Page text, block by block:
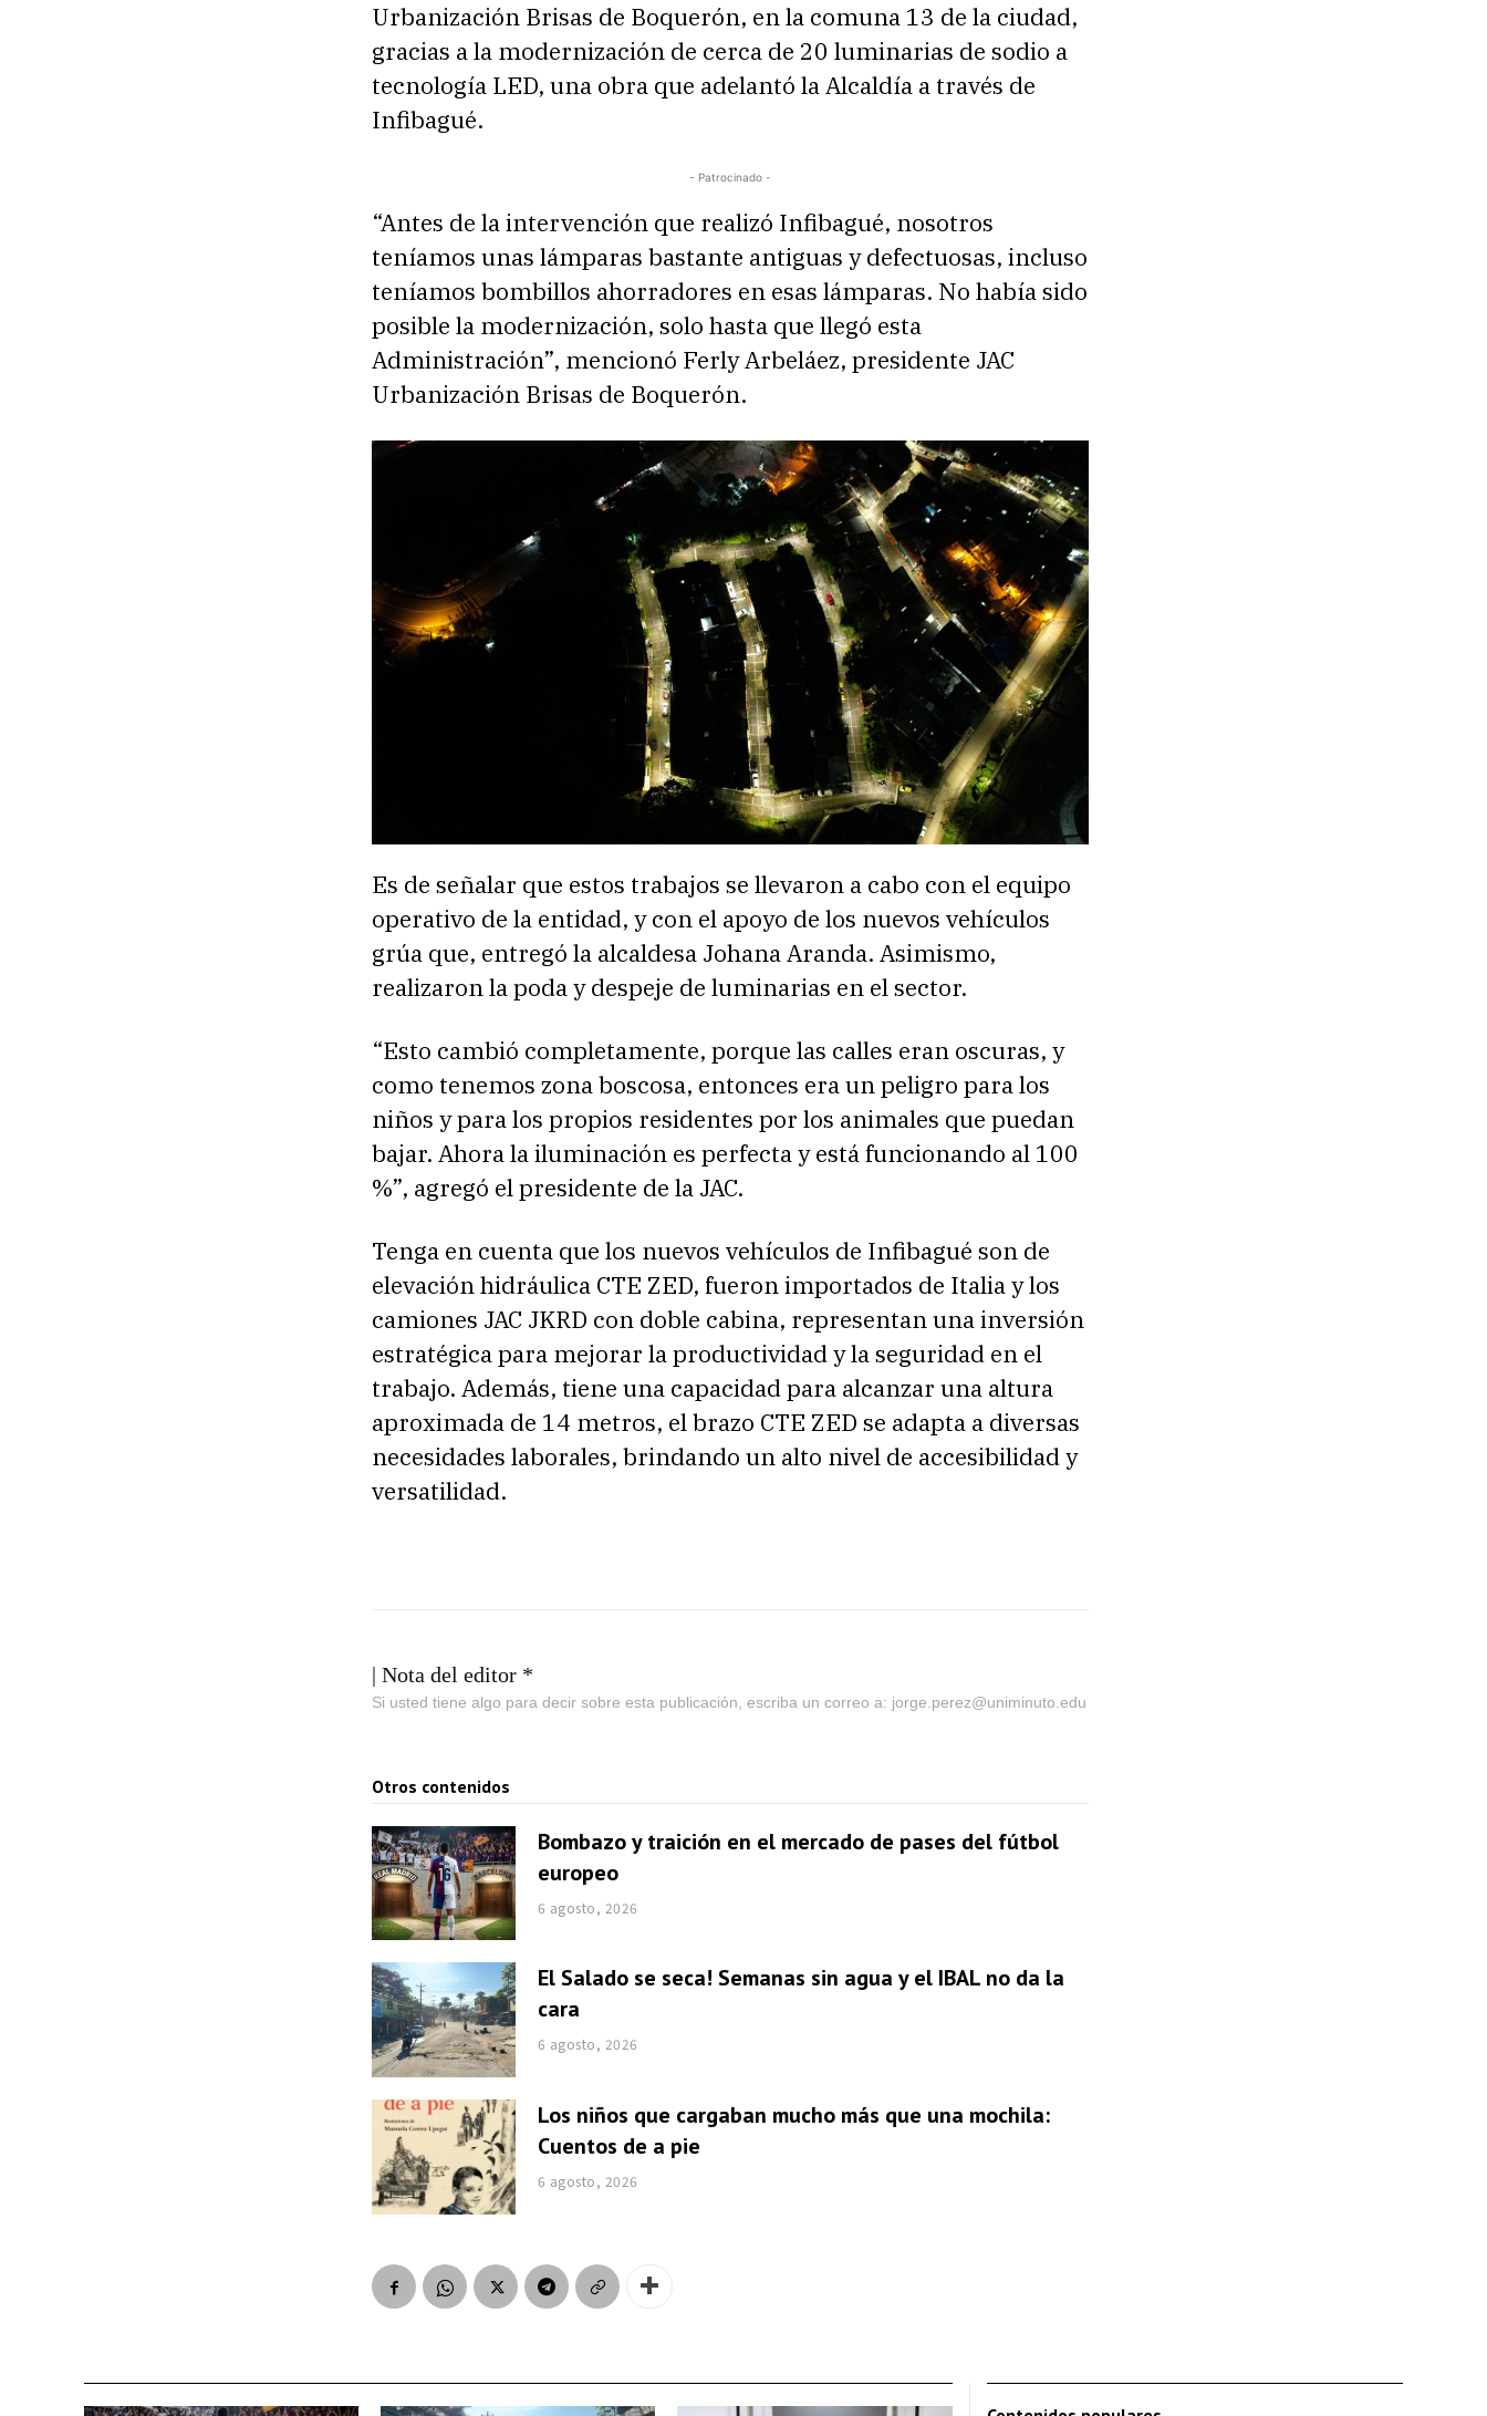
Urbanización Brisas de Boquerón, en la comuna 13 de la ciudad,
gracias a la modernización de cerca de 20 luminarias de sodio a
tecnología LED, una obra que adelantó la Alcaldía a través de
Infibagué.
- Patrocinado -
“Antes de la intervención que realizó Infibagué, nosotros
teníamos unas lámparas bastante antiguas y defectuosas, incluso
teníamos bombillos ahorradores en esas lámparas. No había sido
posible la modernización, solo hasta que llegó esta
Administración”, mencionó Ferly Arbeláez, presidente JAC
Urbanización Brisas de Boquerón.
Es de señalar que estos trabajos se llevaron a cabo con el equipo
operativo de la entidad, y con el apoyo de los nuevos vehículos
grúa que, entregó la alcaldesa Johana Aranda. Asimismo,
realizaron la poda y despeje de luminarias en el sector.
“Esto cambió completamente, porque las calles eran oscuras, y
como tenemos zona boscosa, entonces era un peligro para los
niños y para los propios residentes por los animales que puedan
bajar. Ahora la iluminación es perfecta y está funcionando al 100
%”, agregó el presidente de la JAC.
Tenga en cuenta que los nuevos vehículos de Infibagué son de
elevación hidráulica CTE ZED, fueron importados de Italia y los
camiones JAC JKRD con doble cabina, representan una inversión
estratégica para mejorar la productividad y la seguridad en el
trabajo. Además, tiene una capacidad para alcanzar una altura
aproximada de 14 metros, el brazo CTE ZED se adapta a diversas
necesidades laborales, brindando un alto nivel de accesibilidad y
versatilidad.
| Nota del editor *
Si usted tiene algo para decir sobre esta publicación, escriba un correo a: jorge.perez@uniminuto.edu
Otros contenidos
Bombazo y traición en el mercado de pases del fútbol
europeo
6 agosto, 2026
El Salado se seca! Semanas sin agua y el IBAL no da la
cara
6 agosto, 2026
Los niños que cargaban mucho más que una mochila:
Cuentos de a pie
6 agosto, 2026